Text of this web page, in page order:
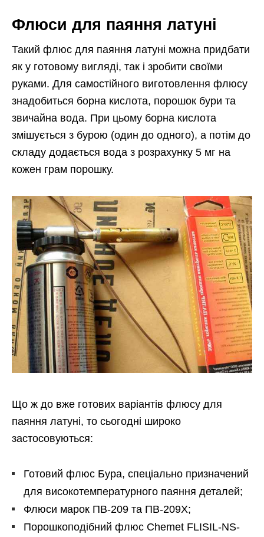
Флюси для паяння латуні
Такий флюс для паяння латуні можна придбати
як у готовому вигляді, так і зробити своїми
руками. Для самостійного виготовлення флюсу
знадобиться борна кислота, порошок бури та
звичайна вода. При цьому борна кислота
змішується з бурою (один до одного), а потім до
складу додається вода з розрахунку 5 мг на
кожен грам порошку.
Що ж до вже готових варіантів флюсу для
паяння латуні, то сьогодні широко
застосовуються:
Готовий флюс Бура, спеціально призначений
для високотемпературного паяння деталей;
Флюси марок ПВ-209 та ПВ-209Х;
Порошкоподібний флюс Chemet FLISIL-NS-